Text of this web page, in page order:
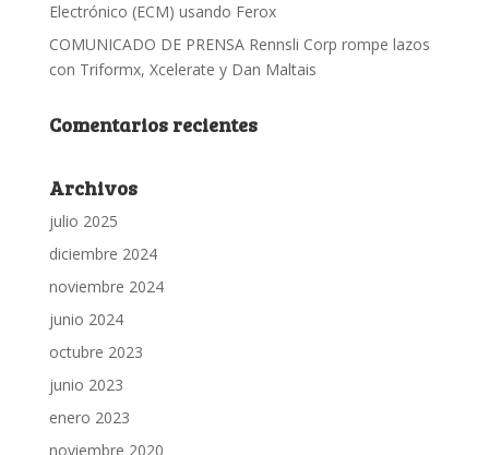
Electrónico (ECM) usando Ferox
COMUNICADO DE PRENSA Rennsli Corp rompe lazos
con Triformx, Xcelerate y Dan Maltais
Comentarios recientes
Archivos
julio 2025
diciembre 2024
noviembre 2024
junio 2024
octubre 2023
junio 2023
enero 2023
noviembre 2020